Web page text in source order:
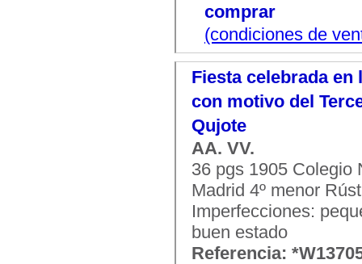
comprar
(condiciones de
Fiesta celebrada en
con motivo del
Qujote
AA. VV.
36 pgs 1905 Colegio
Madrid 4º menor
Imperfecciones:
buen estado
Referencia: